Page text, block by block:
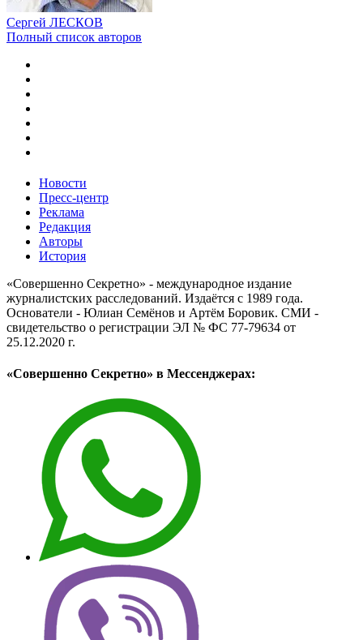
Сергей ЛЕСКОВ
Полный список авторов
Новости
Пресс-центр
Реклама
Редакция
Авторы
История
«Совершенно Секретно» - международное издание
журналистских расследований. Издаётся с 1989 года.
Основатели - Юлиан Семёнов и Артём Боровик. CМИ -
свидетельство о регистрации ЭЛ № ФС 77-79634 от
25.12.2020 г.
«Совершенно Секретно» в Мессенджерах: